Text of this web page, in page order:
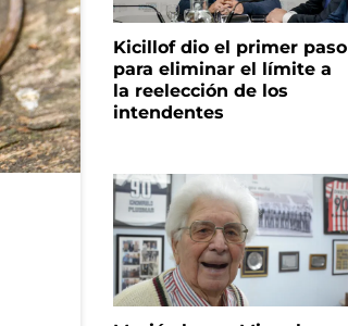
Kicillof dio el primer paso
para eliminar el límite a
la reelección de los
intendentes